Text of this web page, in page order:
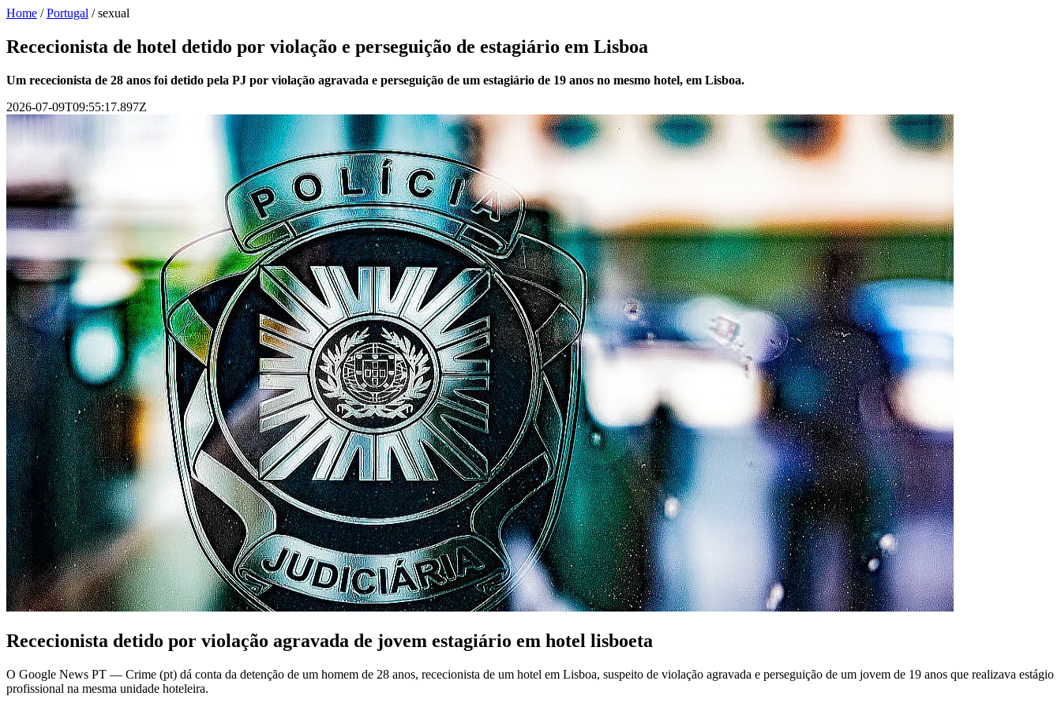
Home /Portugal /sexual
Rececionista de hotel detido por violação e perseguição de estagiário em Lisboa
Um rececionista de 28 anos foi detido pela PJ por violação agravada e perseguição de um estagiário de 19 anos no mesmo hotel, em Lisboa.
2026-07-09T09:55:17.897Z
Rececionista detido por violação agravada de jovem estagiário em hotel lisboeta
O Google News PT — Crime (pt) dá conta da detenção de um homem de 28 anos, rececionista de um hotel em Lisboa, suspeito de violação agravada e perseguição de um jovem de 19 anos que realizava estágio
profissional na mesma unidade hoteleira.